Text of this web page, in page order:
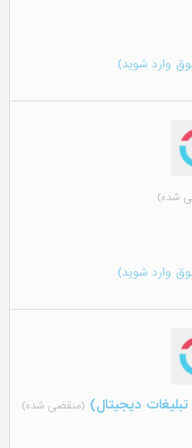
وارد شوید)
شده)
وارد شوید)
دیجیتال) (منقضی شده)